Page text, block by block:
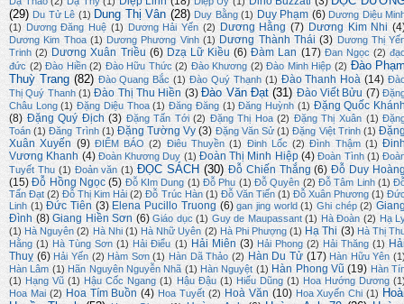
(29) Du Tử Lê (1) Dung Thị Vân (28) Duy Bằng (1) Duy Phạm (6) Dương Diệu
(1)
Dương Đăng Huệ (1) Dương Hải Yến (2) Dương Hằng (7) Dương Kim Nhi
Dương Kim Thoa (1) Dương Phương Vinh (1) Dương Thành Thái (3) Dương Thị
Trinh (2) Dương Xuân Triều (6) Dzạ Lữ Kiều (6) Đàm Lan (17) Đan Ngọc (2)
đức (2) Đào Hiền (2) Đào Hữu Thức (2) Đào Khương (2) Đào Minh Hiệp (2) Đào
Thuỳ Trang (82) Đào Quang Bắc (1) Đào Quý Thạnh (1) Đào Thanh Hoà (14)
Thị Quý Thanh (1) Đào Thị Thu Hiền (3) Đào Văn Đạt (31) Đào Viết Bửu (7)
Châu Long (1) Đặng Diệu Thoa (1) Đăng Đăng (1) Đăng Huỳnh (1) Đặng Quốc
(8) Đặng Quý Địch (3) Đặng Tấn Tới (2) Đặng Thị Hoa (2) Đặng Thị Xuân (1)
Toán (1) Đăng Trình (1) Đặng Tường Vy (3) Đặng Văn Sử (1) Đặng Việt Trinh (1)
Xuân Xuyến (9) ĐIỂM BÁO (2) Điêu Thuyền (1) Đinh Lốc (2) Đình Thậm (1)
Vương Khanh (4) Đoàn Khương Duy (1) Đoàn Thị Minh Hiệp (4) Đoàn Tình (1)
Tuyết Thu (1) Đoản văn (1) ĐỌC SÁCH (30) Đỗ Chiến Thắng (6) Đỗ Duy
(15) Đỗ Hồng Ngọc (5) Đỗ KIm Dung (1) Đỗ Phu (1) Đỗ Quyên (2) Đỗ Tâm Linh (1)
Tấn Đạt (2) Đỗ Thị Kim Hải (2) Đỗ Trúc Hàn (1) Đỗ Văn Tiến (1) Đỗ Xuân Phương (1)
Linh (1) Đức Tiên (3) Elena Pucillo Truong (6) gan jing world (1) Ghi chép (2)
Đình (8) Giang Hiền Sơn (6) Giáo dục (1) Guy de Maupassant (1) Hà Đoàn (2) Hạ
(1) Hà Nguyên (2) Hà Nhi (1) Hà Nhữ Uyên (2) Hà Phi Phượng (1) Hạ Thi (3) Hà Thị
Hằng (1) Hà Tùng Sơn (1) Hải Điểu (1) Hải Miên (3) Hải Phong (2) Hải Thăng (1)
Thuỵ (6) Hải Yến (2) Hàm Sơn (1) Hàn Dã Thảo (2) Hàn Du Tử (17) Hàn Hữu Yên
Hàn Lâm (1) Hãn Nguyên Nguyễn Nhã (1) Hàn Nguyệt (1) Hàn Phong Vũ (19) Hàn
(1) Hạng Vũ (1) Hậu Cốc Ngang (1) Hậu Đậu (1) Hiếu Dũng (1) Hoa Hướng Dương
Hoa Mai (2) Hoa Tím Buồn (4) Hoa Tuyết (2) Hoà Văn (10) Hoa Xuyến Chi (1)